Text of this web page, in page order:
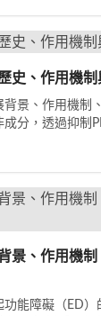
史、作用機
景、作用機制
分，透過抑制
景、作用機
能障礙（ED